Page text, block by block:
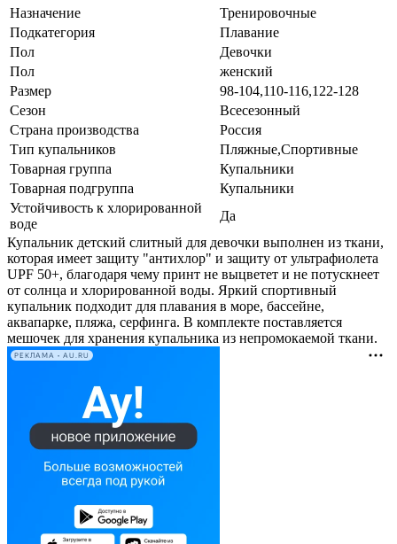
Назначение
Тренировочные
Подкатегория
Плавание
Пол
Девочки
Пол
женский
Размер
98-104,110-116,122-128
Сезон
Всесезонный
Страна производства
Россия
Тип купальников
Пляжные,Спортивные
Товарная группа
Купальники
Товарная подгруппа
Купальники
Устойчивость к хлорированной
воде
Да
Купальник детский слитный для девочки выполнен из ткани,
которая имеет защиту "антихлор" и защиту от ультрафиолета
UPF 50+, благодаря чему принт не выцветет и не потускнеет
от солнца и хлорированной воды. Яркий спортивный
купальник подходит для плавания в море, бассейне,
аквапарке, пляжа, серфинга. В комплекте поставляется
мешочек для хранения купальника из непромокаемой ткани.
РЕКЛАМА • AU.RU